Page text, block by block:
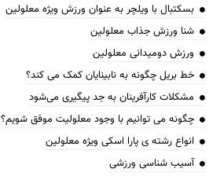
بسکتبال با ویلچر به عنوان ورزش ویژه معلولین
شنا ورزش جذاب معلولین
ورزش دومیدانی معلولین
خط بریل چگونه به نابینایان کمک می کند؟
مشکلات کارآفرینان به جد پیگیری می‌شود
چگونه می توانیم با وجود معلولیت موفق شویم؟
انواع رشته ی پارا اسکی ویژه معلولین
آسیب شناسی ورزشی